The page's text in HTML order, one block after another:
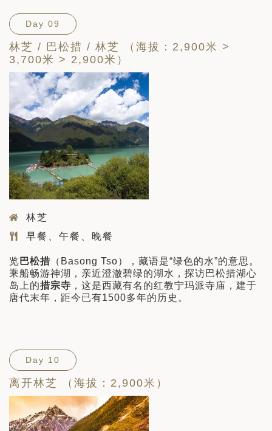
Day 09
林芝 / 巴松措 / 林芝 （海拔：2,900米 >
3,700米 > 2,900米）
林芝
早餐、午餐、晚餐
览 巴松措 （Basong Tso），藏语是“绿色的水”的意思。
乘船畅游神湖，亲近澄澈碧绿的湖水，探访巴松措湖心
岛上的措宗寺 ，这是西藏有名的红教宁玛派寺庙，建于
唐代末年，距今已有1500多年的历史。
Day 10
离开林芝 （海拔：2,900米）